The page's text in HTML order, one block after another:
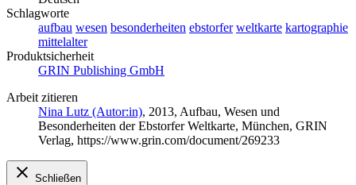
Schlagworte
aufbau wesen besonderheiten ebstorfer weltkarte kartographie
mittelalter
Produktsicherheit
GRIN Publishing GmbH
Arbeit zitieren
Nina Lutz (Autor:in), 2013, Aufbau, Wesen und
Besonderheiten der Ebstorfer Weltkarte, München, GRIN
Verlag, https://www.grin.com/document/269233
Schließen